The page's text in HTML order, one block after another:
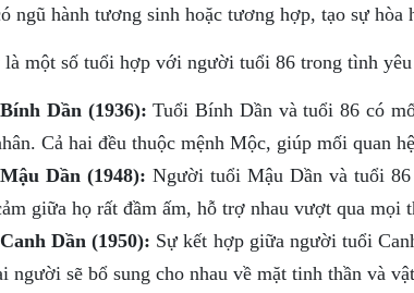
ngũ hành tương sinh hoặc tương hợp, tạo sự hòa
một số tuổi hợp với người tuổi 86 trong tình yêu
Dần (1936): Tuổi Bính Dần và tuổi 86 có
Cả hai đều thuộc mệnh Mộc, giúp mối quan
Dần (1948): Người tuổi Mậu Dần và tuổi
giữa họ rất đầm ấm, hỗ trợ nhau vượt qua mọi
Dần (1950): Sự kết hợp giữa người tuổi
người sẽ bổ sung cho nhau về mặt tinh thần và